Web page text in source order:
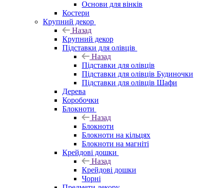
Основи для вінків
Костери
Крупний декор
Назад
Крупний декор
Підставки для олівців
Назад
Підставки для олівців
Підставки для олівців Будиночки
Підставки для олівців Шафи
Дерева
Коробочки
Блокноти
Назад
Блокноти
Блокноти на кільцях
Блокноти на магніті
Крейдові дошки
Назад
Крейдові дошки
Чорні